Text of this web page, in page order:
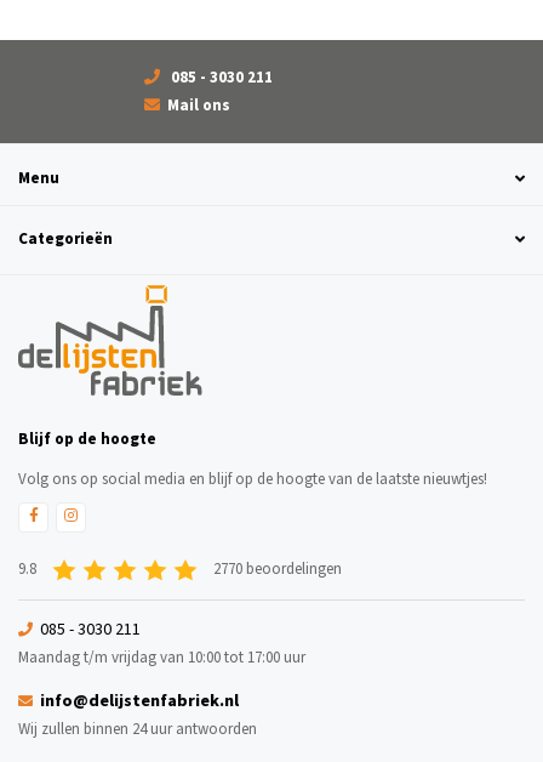
085 - 3030 211
Mail ons
Menu
Categorieën
Blijf op de hoogte
Volg ons op social media en blijf op de hoogte van de laatste nieuwtjes!
9.8 2770 beoordelingen
085 - 3030 211
Maandag t/m vrijdag van 10:00 tot 17:00 uur
info@delijstenfabriek.nl
Wij zullen binnen 24 uur antwoorden